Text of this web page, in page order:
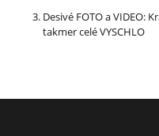
Desivé FOTO a VIDEO:
takmer celé VYSCHLO